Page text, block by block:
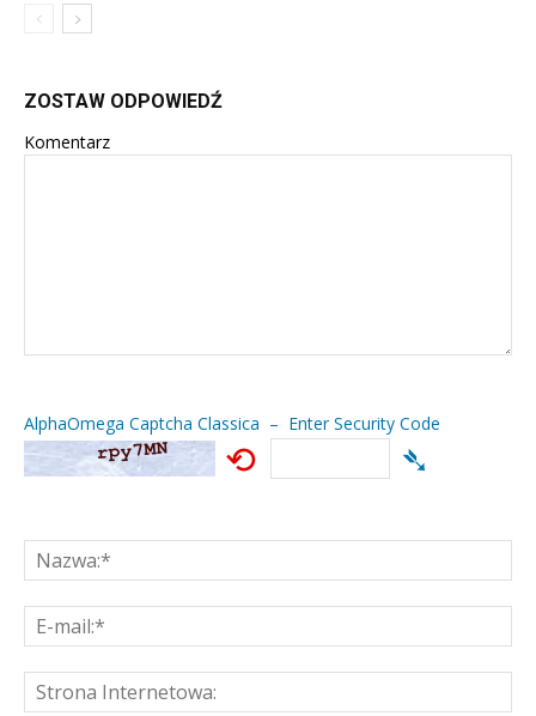
ZOSTAW ODPOWIEDŹ
Komentarz
AlphaOmega Captcha Classica – Enter Security Code
⟲ ➴